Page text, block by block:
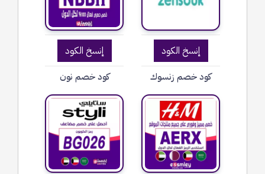
إنسخ الكود
كود خصم زنسوك
إنسخ الكود
كود خصم نون